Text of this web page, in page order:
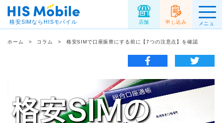
格安SIMならHISモバイル 店舗 申し込み
メニュ
ー
ホーム コラム 格安SIMで口座振替にする前に【7つの注意点】を確認